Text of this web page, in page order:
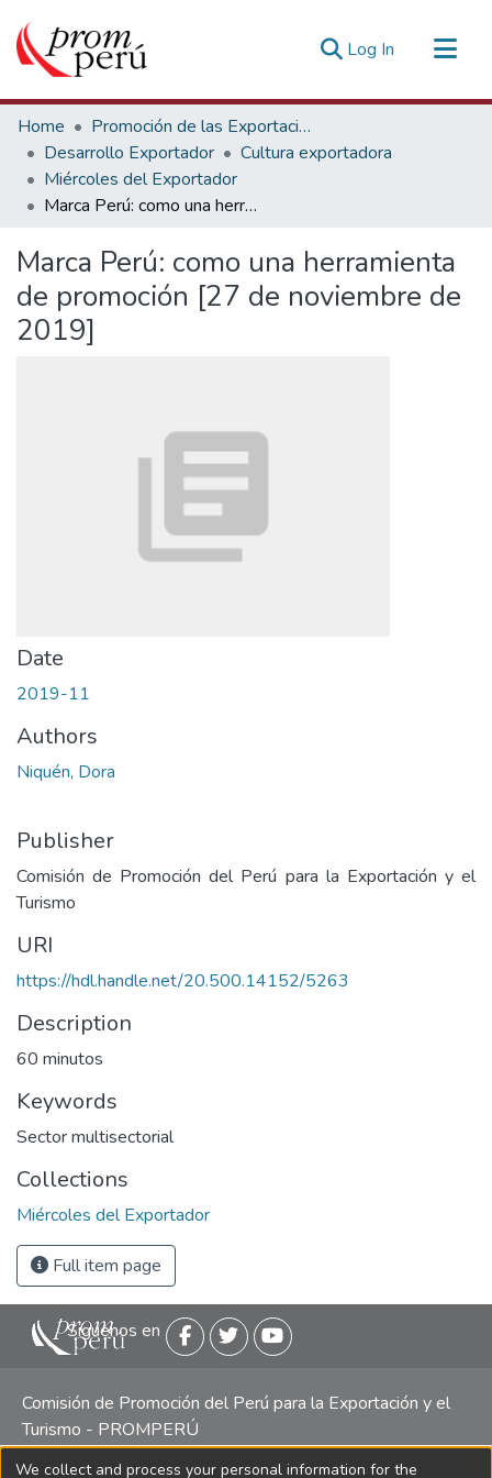
Log In (current)
Communities & Collections
All of DSpace
Statistics
Estadísticas Externas
Home
Promoción de las Exportaciones
Desarrollo Exportador
Cultura exportadora
Miércoles del Exportador
Marca Perú: como una herramienta de promoción [27 de noviembre de 2019]
Marca Perú: como una herramienta
de promoción [27 de noviembre de
2019]
Date
2019-11
Authors
Niquén, Dora
Publisher
Comisión de Promoción del Perú para la Exportación y el
Turismo
URI
https://hdl.handle.net/20.500.14152/5263
Description
60 minutos
Keywords
Sector multisectorial
Collections
Miércoles del Exportador
Full item page
Siguenos en
Comisión de Promoción del Perú para la Exportación y el
Turismo - PROMPERÚ
We collect and process your personal information for the